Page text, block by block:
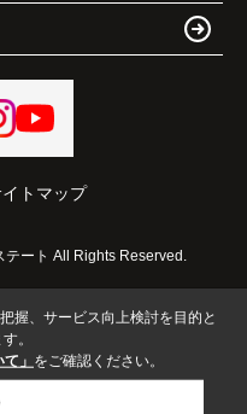
トマップ
テート All Rights Reserved.
握、サービス向上検討を目的と
。
」 をご確認ください。